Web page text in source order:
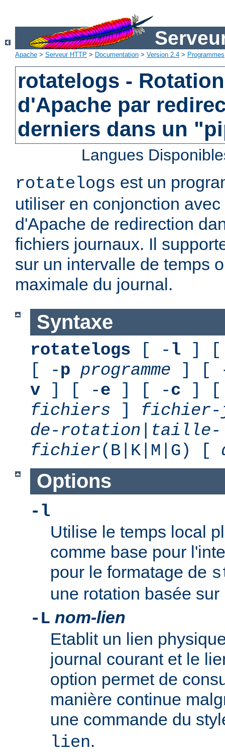
Apache > Serveur HTTP > Documentation > Version 2.4 > Programmes
rotatelogs -
d'Apache par
derniers dans un
Langues
rotatelogs est un
utiliser en conjonction
d'Apache de redirection
fichiers journaux. Il
sur un intervalle de temps
maximale du journal.
Syntaxe
rotatelogs [ - l ] [
[ -p programme ] [
v ] [ -e ] [ -c ] [
fichiers ] fichier-
de-rotation
taille-
fichier(B|K|M|G) [
Options
-l
Utilise le temps local
comme base pour
pour le formatage de
une rotation basée sur
-L nom-lien
Etablit un lien
journal courant et le
option permet de
manière continue
une commande du
lien.